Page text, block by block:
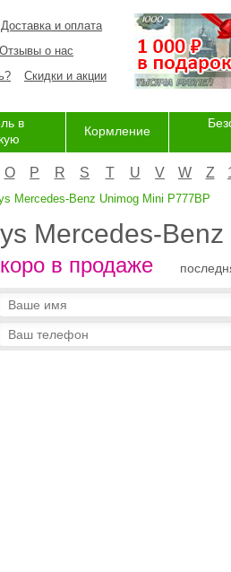
Доставка и оплата
Отзывы о нас
Скидки и акции
в
Кормление
O P R S T U V W Z
Mercedes-Benz Unimog Mini P777BP
Mercedes-
в продаже